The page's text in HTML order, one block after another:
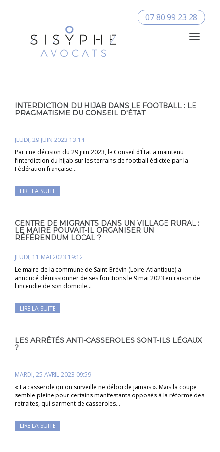
07 80 99 23 28
Toggle
INTERDICTION DU HIJAB DANS LE FOOTBALL : LE
PRAGMATISME DU CONSEIL D'ÉTAT
JEUDI, 29 JUIN 2023 13:14
Par une décision du 29 juin 2023, le Conseil d’État a maintenu
l’interdiction du hijab sur les terrains de football édictée par la
Fédération française…
LIRE LA SUITE
CENTRE DE MIGRANTS DANS UN VILLAGE RURAL :
LE MAIRE POUVAIT-IL ORGANISER UN
RÉFÉRENDUM LOCAL ?
JEUDI, 11 MAI 2023 19:12
Le maire de la commune de Saint-Brévin (Loire-Atlantique) a
annoncé démissionner de ses fonctions le 9 mai 2023 en raison de
l'incendie de son domicile…
LIRE LA SUITE
LES ARRÊTÉS ANTI-CASSEROLES SONT-ILS LÉGAUX
?
MARDI, 25 AVRIL 2023 09:59
« La casserole qu'on surveille ne déborde jamais ». Mais la coupe
semble pleine pour certains manifestants opposés à la réforme des
retraites, qui s’arment de casseroles…
LIRE LA SUITE